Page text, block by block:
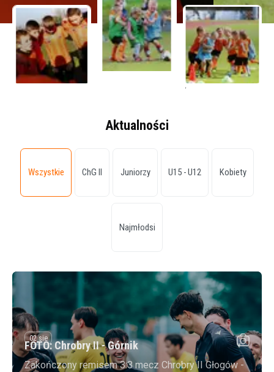
"
Aktualności
Wszystkie ChG II Juniorzy U15 - U12 Kobiety
Najmłodsi
02 sie
FOTO: Chrobry II - Górnik
Zakończony remisem 3:3 mecz Chrobry II Głogów -